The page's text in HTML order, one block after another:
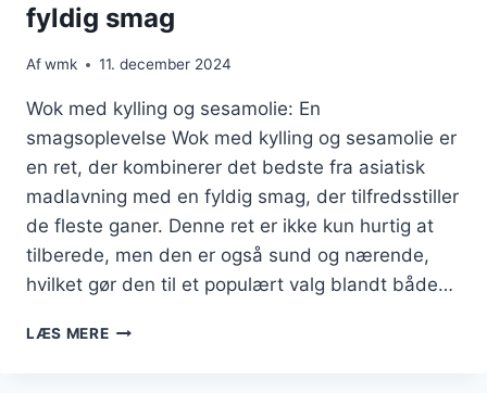
fyldig smag
Afwmk 11. december 2024
Wok med kylling og sesamolie: En
smagsoplevelse Wok med kylling og sesamolie er
en ret, der kombinerer det bedste fra asiatisk
madlavning med en fyldig smag, der tilfredsstiller
de fleste ganer. Denne ret er ikke kun hurtig at
tilberede, men den er også sund og nærende,
hvilket gør den til et populært valg blandt både…
LÆS MEREWOK